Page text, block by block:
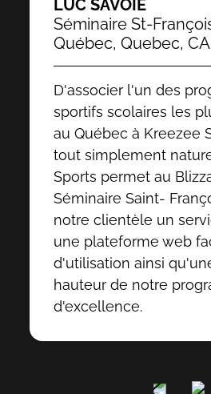
LUC SAVOIE
Séminaire St-
Québec, Quebec,
D'associer l'un des
sportifs scolaires les
au Québec à Kreezee
tout simplement
Sports permet au
Séminaire Saint-
notre clientèle un
une plateforme web
d'utilisation ainsi
hauteur de notre
d'excellence.